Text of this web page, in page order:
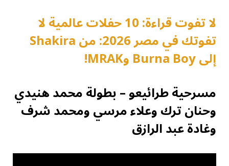
لا تفوت قراءة: 10 حفلات عالمية لا
تفوتك في مصر 2026: من Shakira
إلى Burna Boy وMRAK!
مسرحية طرائيعو – بطولة محمد هنيدي
وحنان ترك وعلاء مرسي ومحمد شرف
وغادة عبد الرازق